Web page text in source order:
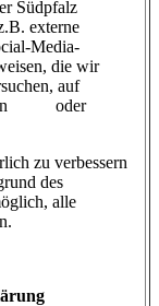
Südpfalz
externe
Media-
die wir
auf
oder
zu verbessern
des
alle